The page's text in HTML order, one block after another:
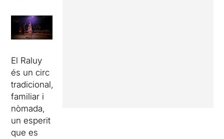
El Raluy
és un circ
tradicional,
familiar i
nòmada,
un esperit
que es